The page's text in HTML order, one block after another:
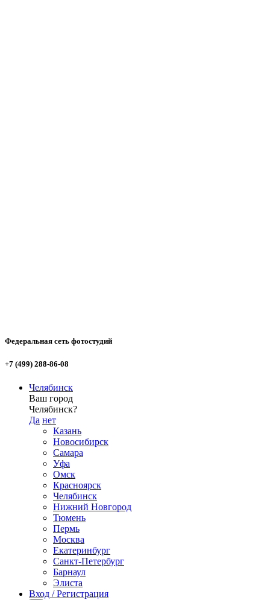
Федеральная сеть фотостудий
+7 (499) 288-86-08
Челябинск
Ваш город
Челябинск?
Да нет
Казань
Новосибирск
Самара
Уфа
Омск
Красноярск
Челябинск
Нижний Новгород
Тюмень
Пермь
Москва
Екатеринбург
Санкт-Петербург
Барнаул
Элиста
Вход / Регистрация